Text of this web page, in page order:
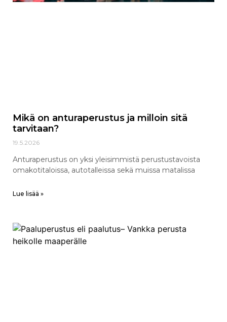
Mikä on anturaperustus ja milloin sitä
tarvitaan?
19.5.2026
Anturaperustus on yksi yleisimmistä perustustavoista
omakotitaloissa, autotalleissa sekä muissa matalissa
Lue lisää »